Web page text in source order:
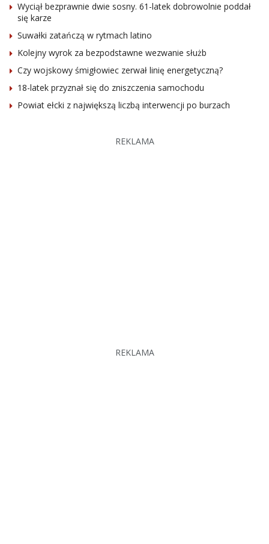
Wyciął bezprawnie dwie sosny. 61-latek dobrowolnie poddał
się karze
Suwałki zatańczą w rytmach latino
Kolejny wyrok za bezpodstawne wezwanie służb
Czy wojskowy śmigłowiec zerwał linię energetyczną?
18-latek przyznał się do zniszczenia samochodu
Powiat ełcki z największą liczbą interwencji po burzach
REKLAMA
REKLAMA